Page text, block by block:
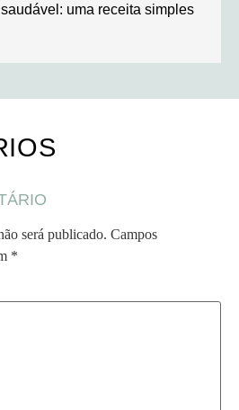
uma receita simples
será publicado. Campos
*